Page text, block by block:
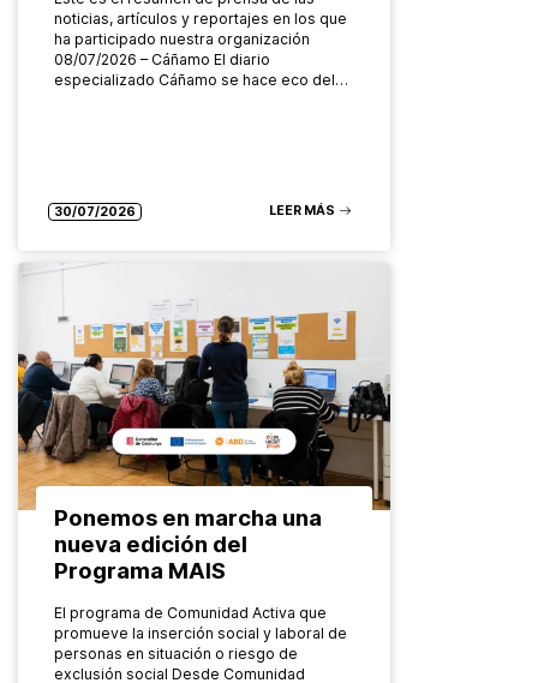
noticias, artículos y reportajes en los que
ha participado nuestra organización
08/07/2026 – Cáñamo El diario
especializado Cáñamo se hace eco del…
30/07/2026 LEER MÁS
Ponemos en marcha una
nueva edición del
Programa MAIS
El programa de Comunidad Activa que
promueve la inserción social y laboral de
personas en situación o riesgo de
exclusión social Desde Comunidad